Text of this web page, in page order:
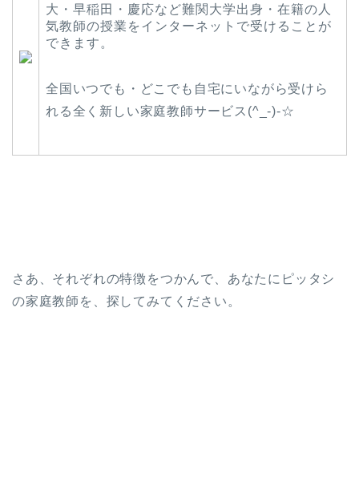
大・早稲田・慶応など難関大学出身・在籍の人
気教師の授業をインターネットで受けることが
できます。
全国いつでも・どこでも自宅にいながら受けら
れる全く新しい家庭教師サービス(^_-)-☆
さあ、それぞれの特徴をつかんで、あなたにピッタシ
の家庭教師を、探してみてください。